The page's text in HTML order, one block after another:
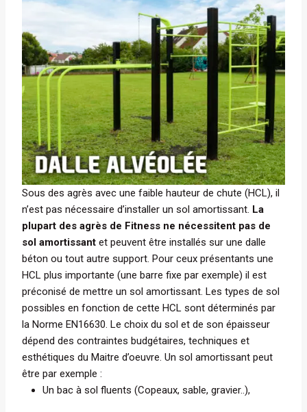
Sous des agrès avec une faible hauteur de chute (HCL), il
n’est pas nécessaire d’installer un sol amortissant. La
plupart des agrès de Fitness ne nécessitent pas de
sol amortissant et peuvent être installés sur une dalle
béton ou tout autre support. Pour ceux présentants une
HCL plus importante (une barre fixe par exemple) il est
préconisé de mettre un sol amortissant. Les types de sol
possibles en fonction de cette HCL sont déterminés par
la Norme EN16630. Le choix du sol et de son épaisseur
dépend des contraintes budgétaires, techniques et
esthétiques du Maitre d’oeuvre. Un sol amortissant peut
être par exemple :
Un bac à sol fluents (Copeaux, sable, gravier..),